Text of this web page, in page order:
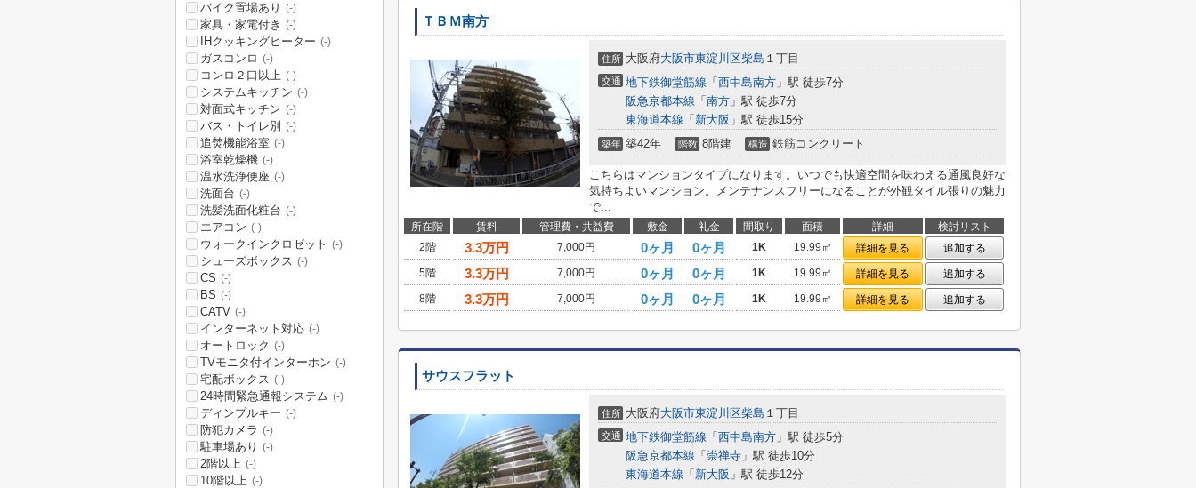
ＴＢＭ南方
住所 大阪府大阪市東淀川区柴島 １丁目
交通 地下鉄御堂筋線 「 西中島南方 」駅 徒歩7分
阪急京都本線 「 南方 」駅 徒歩7分
東海道本線 「 新大阪 」駅 徒歩15分
築年 築42年 階数 8階建 構造 鉄筋コンクリート
こちらはマンションタイプになります。いつでも快適空間を味わえる通風良好な
気持ちよいマンション。メンテナンスフリーになることが外観タイル張りの魅力
で...
所在階 賃料 管理費・共益費 敷金 礼金 間取り 面積 詳細
検討リスト
2階
3.3万円 7,000円 0ヶ月 0ヶ月 1K 19.99㎡ 詳細を見る
追加する
5階
3.3万円 7,000円 0ヶ月 0ヶ月 1K 19.99㎡ 詳細を見る
追加する
8階
3.3万円 7,000円 0ヶ月 0ヶ月 1K 19.99㎡ 詳細を見る 追加する
サウスフラット
住所 大阪府大阪市東淀川区柴島 １丁目
交通 地下鉄御堂筋線 「 西中島南方 」駅 徒歩5分
阪急京都本線 「 崇禅寺 」駅 徒歩10分
東海道本線 「 新大阪 」駅 徒歩12分
バイク置場あり (-)
家具・家電付き (-)
IHクッキングヒーター (-)
ガスコンロ (-)
コンロ２口以上 (-)
システムキッチン (-)
対面式キッチン (-)
バス・トイレ別 (-)
追焚機能浴室 (-)
浴室乾燥機 (-)
温水洗浄便座 (-)
洗面台 (-)
洗髪洗面化粧台 (-)
エアコン (-)
ウォークインクロゼット (-)
シューズボックス (-)
CS (-)
BS (-)
CATV (-)
インターネット対応 (-)
オートロック (-)
TVモニタ付インターホン (-)
宅配ボックス (-)
24時間緊急通報システム (-)
ディンプルキー (-)
防犯カメラ (-)
駐車場あり (-)
2階以上 (-)
10階以上 (-)